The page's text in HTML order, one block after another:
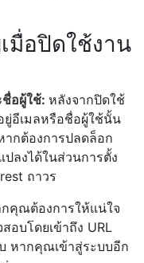
มื่อปิดใช้งาน
อผู้ใช้: หลังจากปิดใช้
อีเมลหรือชื่อผู้ใช้นั้น
กต้องการปลดล็อก
ลงได้ในส่วนการตั้ง
ถาวร
คุณต้องการให้แน่ใจ
บโดยเข้าถึง URL
หากคุณเข้าสู่ระบบอีก